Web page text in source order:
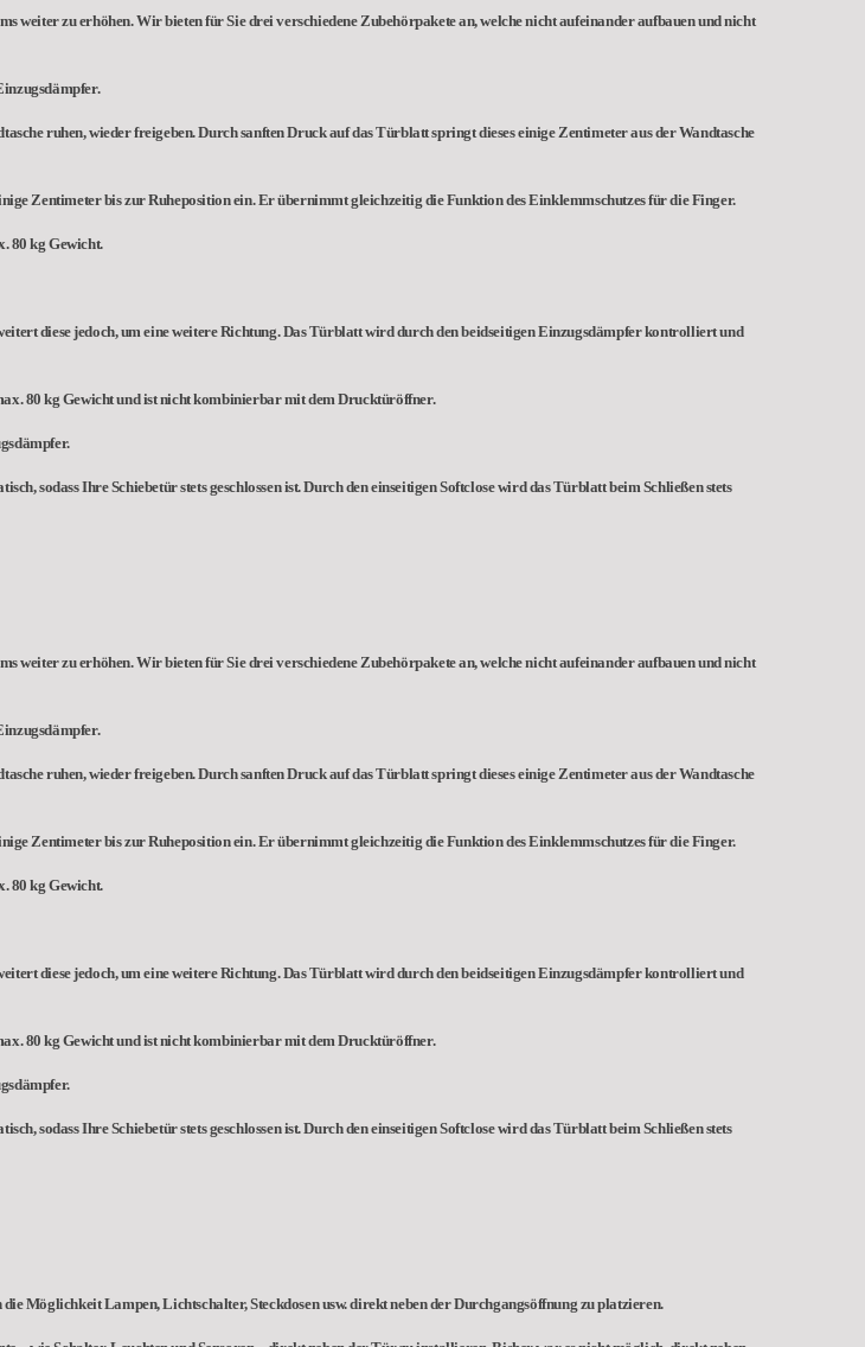
weiter zu erhöhen. Wir bieten für Sie drei verschiedene Zubehörpakete an, welche nicht aufeinander aufbauen und nicht
ruhen, wieder freigeben. Durch sanften Druck auf das Türblatt springt dieses einige Zentimeter aus der Wandtasche
Zentimeter bis zur Ruheposition ein. Er übernimmt gleichzeitig die Funktion des Einklemmschutzes für die Finger.
80 kg Gewicht.
diese jedoch, um eine weitere Richtung. Das Türblatt wird durch den beidseitigen Einzugsdämpfer kontrolliert und
80 kg Gewicht und ist nicht kombinierbar mit dem Drucktüröffner.
sodass Ihre Schiebetür stets geschlossen ist. Durch den einseitigen Softclose wird das Türblatt beim Schließen stets
weiter zu erhöhen. Wir bieten für Sie drei verschiedene Zubehörpakete an, welche nicht aufeinander aufbauen und nicht
ruhen, wieder freigeben. Durch sanften Druck auf das Türblatt springt dieses einige Zentimeter aus der Wandtasche
Zentimeter bis zur Ruheposition ein. Er übernimmt gleichzeitig die Funktion des Einklemmschutzes für die Finger.
80 kg Gewicht.
diese jedoch, um eine weitere Richtung. Das Türblatt wird durch den beidseitigen Einzugsdämpfer kontrolliert und
80 kg Gewicht und ist nicht kombinierbar mit dem Drucktüröffner.
sodass Ihre Schiebetür stets geschlossen ist. Durch den einseitigen Softclose wird das Türblatt beim Schließen stets
Möglichkeit Lampen, Lichtschalter, Steckdosen usw. direkt neben der Durchgangsöffnung zu platzieren.